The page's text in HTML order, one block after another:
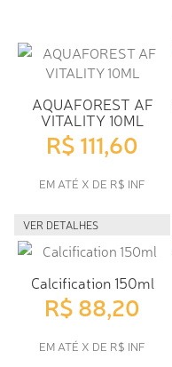
AQUAFOREST AF
VITALITY 10ML
R$ 111,60
EM ATÉ X DE R$ INF
VER DETALHES
Calcification 150ml
R$ 88,20
EM ATÉ X DE R$ INF